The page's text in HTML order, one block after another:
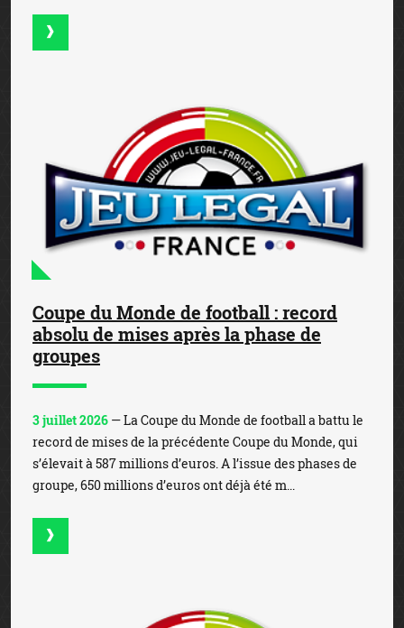
Coupe du Monde de football : record
absolu de mises après la phase de
groupes
3 juillet 2026 — La Coupe du Monde de football a battu le
record de mises de la précédente Coupe du Monde, qui
s’élevait à 587 millions d’euros. A l’issue des phases de
groupe, 650 millions d’euros ont déjà été m...